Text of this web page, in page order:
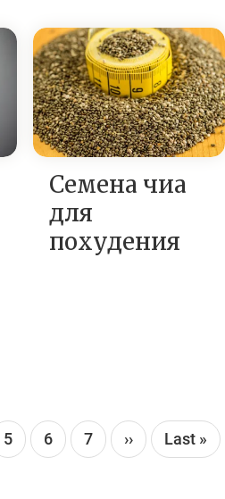
Семена чиа
для
похудения
Page
5 Page
6 Page
7
Следующая
›› Last »